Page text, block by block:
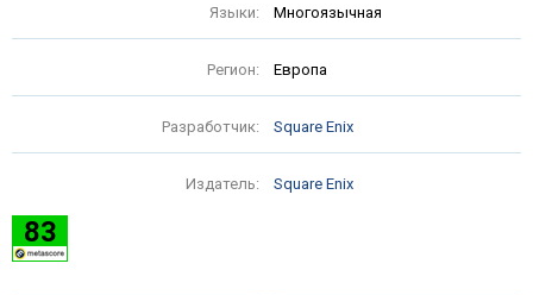
Языки: Многоязычная
Регион: Европа
Разработчик: Square Enix
Издатель: Square Enix
83